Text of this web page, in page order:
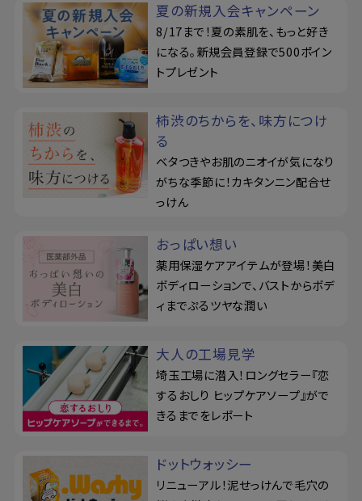
夏の新規入会キャンペーン
8/17まで！夏の素肌を、もっと好き
になる。新規会員登録で500ポイン
トプレゼント
柿渋のちからを、味方につけ
る
ベタつきやお肌のニオイが気になり
がちな季節に！カキタンニン配合せ
っけん
おっぱい想い
薬用保湿ケアアイテムが登場！美白
ボディローションで、バストからボデ
ィまでぷるツヤな潤い
大人の工場見学
埼玉工場に潜入！ロングセラー『恋
するおしり ヒップケアソープ』がで
きるまでをレポート
ドットウォッシー
リニューアル！泥せっけんで毛穴の